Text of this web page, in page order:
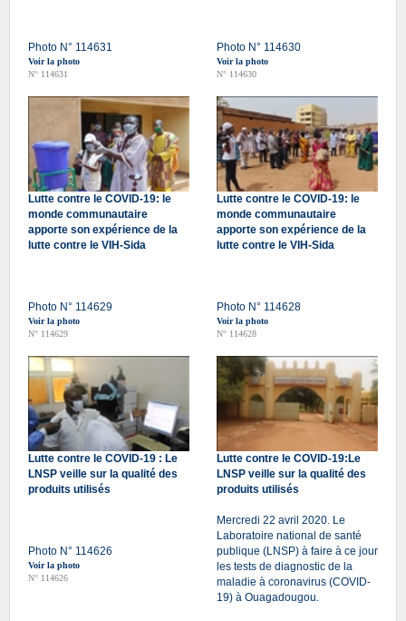
Photo N° 114631
Voir la photo
N° 114631
Photo N° 114630
Voir la photo
N° 114630
Lutte contre le COVID-19: le
monde communautaire
apporte son expérience de la
lutte contre le VIH-Sida
Photo N° 114629
Voir la photo
N° 114629
Lutte contre le COVID-19: le
monde communautaire
apporte son expérience de la
lutte contre le VIH-Sida
Photo N° 114628
Voir la photo
N° 114628
Lutte contre le COVID-19 : Le
LNSP veille sur la qualité des
produits utilisés
Photo N° 114626
Voir la photo
N° 114626
Lutte contre le COVID-19:Le
LNSP veille sur la qualité des
produits utilisés
Mercredi 22 avril 2020. Le
Laboratoire national de santé
publique (LNSP) à faire à ce jour
les tests de diagnostic de la
maladie à coronavirus (COVID-
19) à Ouagadougou.